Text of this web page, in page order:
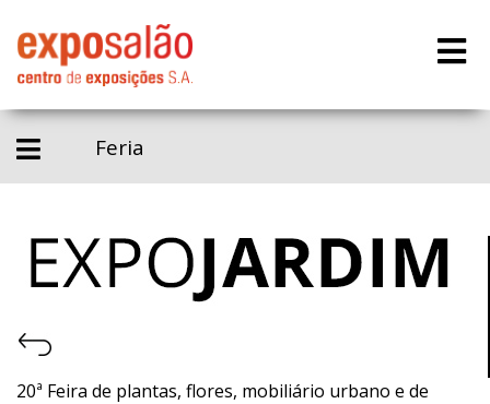
Feria
20ª Feira de plantas, flores, mobiliário urbano e de